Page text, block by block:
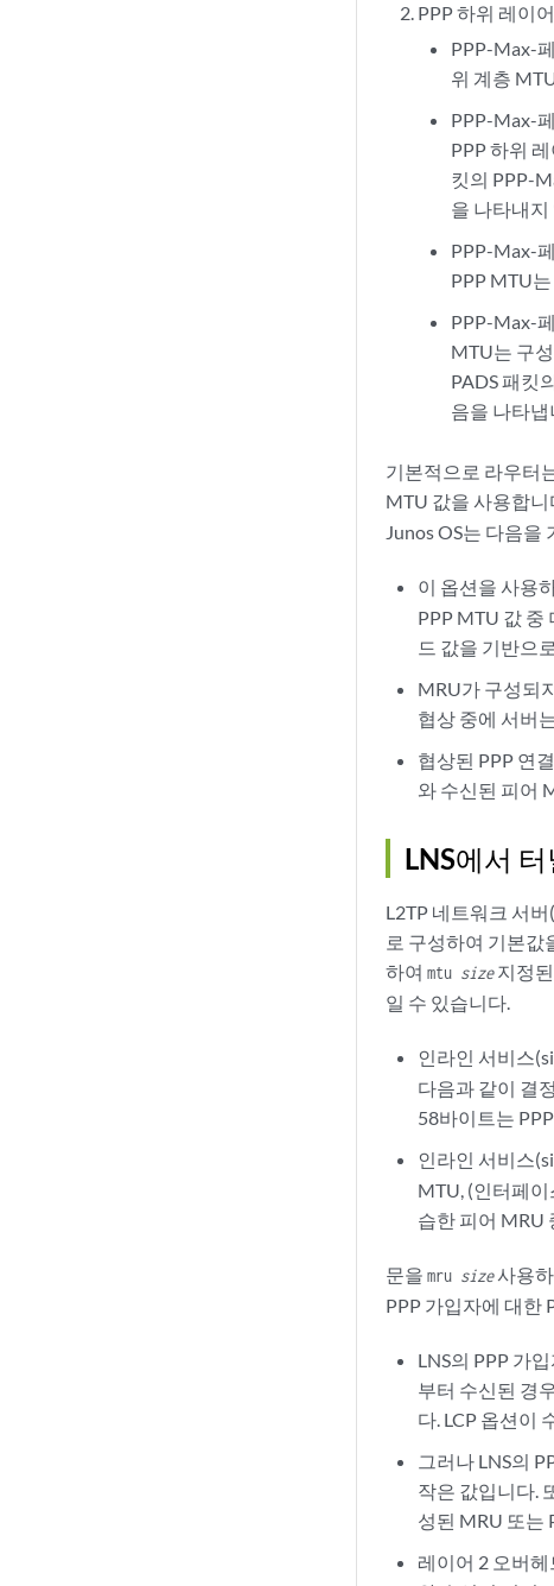
PPP 하위 레이
PPP-Max-
위 계층
PPP-Max-
PPP 하위
킷의 PPP-
을 나타내
PPP-Max-
PPP MTU
PPP-Max-
MTU는 구
PADS 패킷
음을 나타냅
기본적으로 라우터
MTU 값을 사용합니
Junos OS는 다음을
이 옵션을 사용
PPP MTU 값 중
드 값을 기반으
MRU가 구성되
협상 중에 서버
협상된 PPP 연
와 수신된 피어
LNS에서
L2TP 네트워크 서
로 구성하여 기본값
하여 mtu size지정된
일 수 있습니다.
인라인 서비스
다음과 같이 결
58바이트는
인라인 서비스
MTU, (인터페이
습한 피어 MRU
문을 mru size사용하
PPP 가입자에 대한
LNS의 PPP 가
부터 수신된 경
다. LCP 옵션이
그러나 LNS의
작은 값입니다.
성된 MRU 또는
레이어 2 오버